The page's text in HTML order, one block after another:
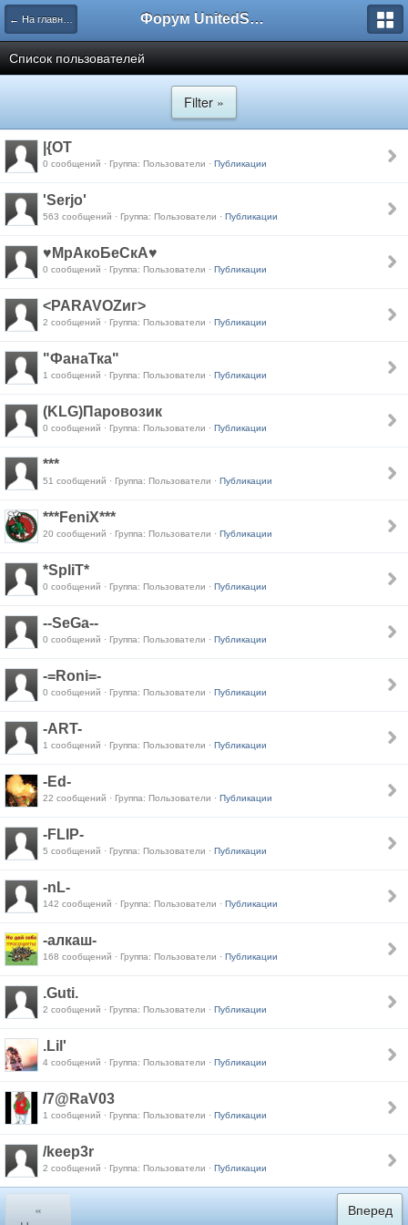
← На главную Форум UnitedSouth
Список пользователей
Filter »
|{OT
0 сообщений · Группа: Пользователи · Публикации
'Serjo'
563 сообщений · Группа: Пользователи · Публикации
♥МрАкоБеСкА♥
0 сообщений · Группа: Пользователи · Публикации
<PARAVOZиг>
2 сообщений · Группа: Пользователи · Публикации
"ФанаТка"
1 сообщений · Группа: Пользователи · Публикации
(KLG)Паровозик
0 сообщений · Группа: Пользователи · Публикации
***
51 сообщений · Группа: Пользователи · Публикации
***FeniX***
20 сообщений · Группа: Пользователи · Публикации
*SpliT*
0 сообщений · Группа: Пользователи · Публикации
--SeGa--
0 сообщений · Группа: Пользователи · Публикации
-=Roni=-
0 сообщений · Группа: Пользователи · Публикации
-ART-
1 сообщений · Группа: Пользователи · Публикации
-Ed-
22 сообщений · Группа: Пользователи · Публикации
-FLIP-
5 сообщений · Группа: Пользователи · Публикации
-nL-
142 сообщений · Группа: Пользователи · Публикации
-алкаш-
168 сообщений · Группа: Пользователи · Публикации
.Guti.
2 сообщений · Группа: Пользователи · Публикации
.Lil'
4 сообщений · Группа: Пользователи · Публикации
/7@RaV03
1 сообщений · Группа: Пользователи · Публикации
/keep3r
2 сообщений · Группа: Пользователи · Публикации
«
Вперед